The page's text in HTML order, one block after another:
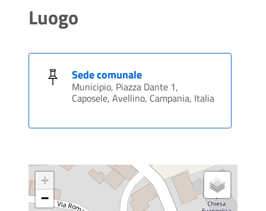
Luogo
Sede comunale
Municipio, Piazza Dante 1,
Caposele, Avellino, Campania, Italia
+
−